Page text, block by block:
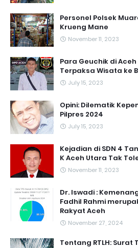
Personel Polsek
Krueng Mane
November 11, 2023
Para Geuchik di
Terpaksa Wisata ke
July 15, 2023
Opini: Dilematik
Pilpres 2024
July 15, 2023
Kejadian di SDN 4
K Aceh Utara Tak
November 11, 2023
Dr. Iswadi :
Fadhil Rahmi
Rakyat Aceh
November 27, 2024
Tentang RTLH: Surat